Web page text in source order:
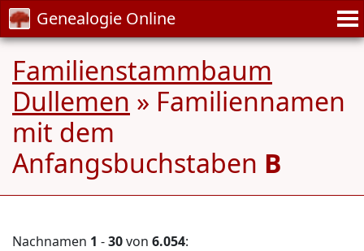
Genealogie Online
Familienstammbaum
Dullemen » Familiennamen
mit dem
Anfangsbuchstaben B
Nachnamen 1 -30von 6.054: